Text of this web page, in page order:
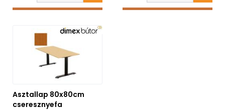
Asztallap 80x80cm
cseresznyefa